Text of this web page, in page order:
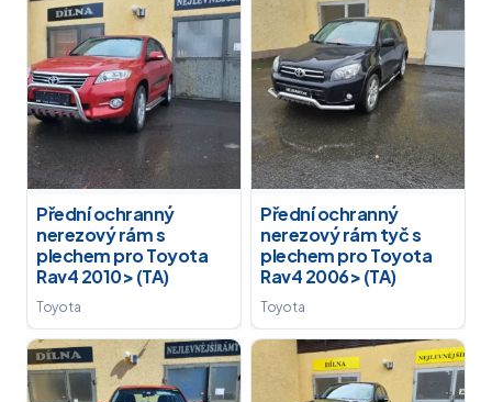
Přední ochranný
nerezový rám s
plechem pro Toyota
Rav4 2010> (TA)
Toyota
Přední ochranný
nerezový rám tyč s
plechem pro Toyota
Rav4 2006> (TA)
Toyota